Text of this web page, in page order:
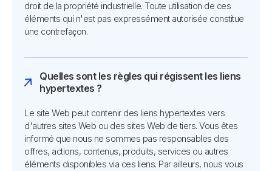
droit de la propriété industrielle. Toute utilisation de ces
éléments qui n'est pas expressément autorisée constitue
une contrefaçon.
Quelles sont les règles qui régissent les liens
hypertextes ?
Le site Web peut contenir des liens hypertextes vers
d'autres sites Web ou des sites Web de tiers. Vous êtes
informé que nous ne sommes pas responsables des
offres, actions, contenus, produits, services ou autres
éléments disponibles via ces liens. Par ailleurs, nous vous